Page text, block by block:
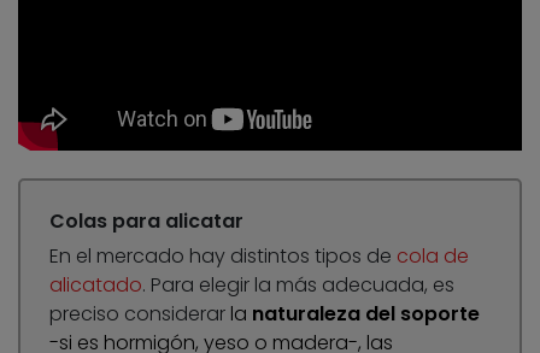
Colas para alicatar
En el mercado hay distintos tipos de cola de
alicatado. Para elegir la más adecuada, es
preciso considerar la naturaleza del soporte
-si es hormigón, yeso o madera-, las